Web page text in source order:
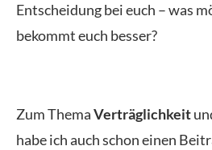
Entscheidung bei euch – was
bekommt euch besser?
Zum ThemaVerträglichkeit
habe ich auch schon einen